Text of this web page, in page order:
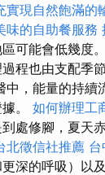
實現自然飽滿的
味的自助餐服務
可能會低幾度。
程也由支配季
中，能量的持續
。 如何辦理工
處修腳，夏天
北徵信社推薦
深的呼吸）以